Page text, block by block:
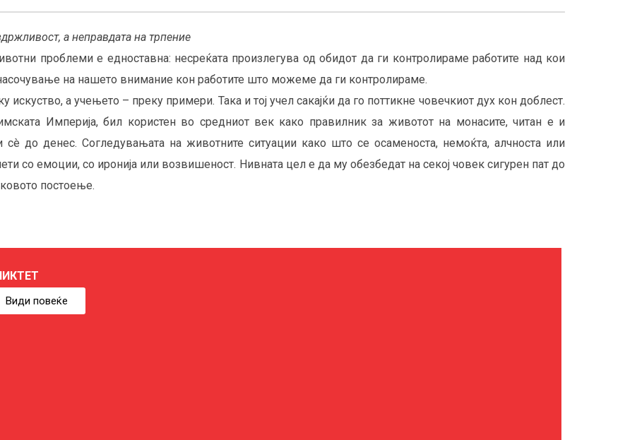
а неправдата на трпение
проблеми е едноставна: несреќата произлегува од обидот да ги контролираме работите над кои
на нашето внимание кон работите што можеме да ги контролираме.
искуство, а учењето – преку примери. Така и тој учел сакајќи да го поттикне човечкиот дух кон доблест.
Империја, бил користен во средниот век како правилник за животот на монасите, читан е и
до денес. Согледувањата на животните ситуации како што се осаменоста, немоќта, алчноста или
со емоции, со иронија или возвишеност. Нивната цел е да му обезбедат на секој човек сигурен пат до
постоење.
Види повеќе